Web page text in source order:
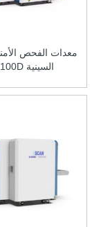
معدات الفحص
السينية 100100D